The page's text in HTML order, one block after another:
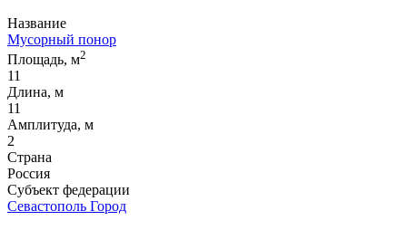
Название
Мусорный понор
Площадь, м2
11
Длина, м
11
Амплитуда, м
2
Страна
Россия
Субъект федерации
Севастополь Город